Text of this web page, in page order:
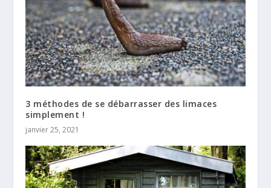
3 méthodes de se débarrasser des limaces
simplement !
janvier 25, 2021